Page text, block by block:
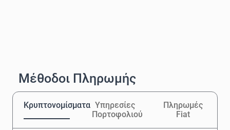
Μέθοδοι Πληρωμής
Κρυπτονομίσματα Υπηρεσίες
Πορτοφολιού
Πληρωμές
Fiat